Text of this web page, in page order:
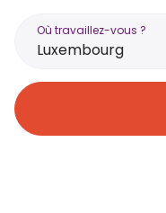
Où travaillez-vous ?
Luxembourg